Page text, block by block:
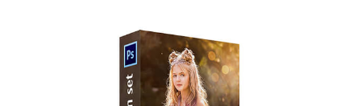
Large 6000*4000px